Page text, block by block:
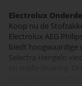
Electrolux
Koop nu de
Electrolux AEG
biedt hoogwaardige
Selectra Hengelo